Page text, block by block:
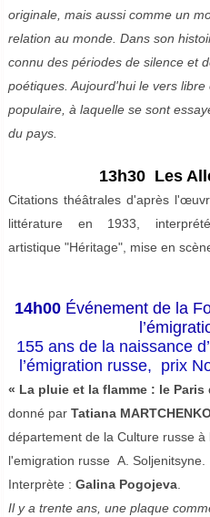
originale, mais aussi comme un
relation au monde. Dans son
connu des périodes de silence et
poétiques. Aujourd'hui le vers
populaire, à laquelle se sont
du pays.
13h30 Les
Citations théâtrales d'après
littérature en 1933,
artistique "Héritage", mise en
14h00 Événement de la
155 ans de la naissance
l’émigration russe, prix
« La pluie et la flamme : le Paris
donné par Tatiana
département de la Culture russe
l'emigration russe A. Soljenitsyne.
Interprète : Galina Pogojeva.
Il y a trente ans, une plaque